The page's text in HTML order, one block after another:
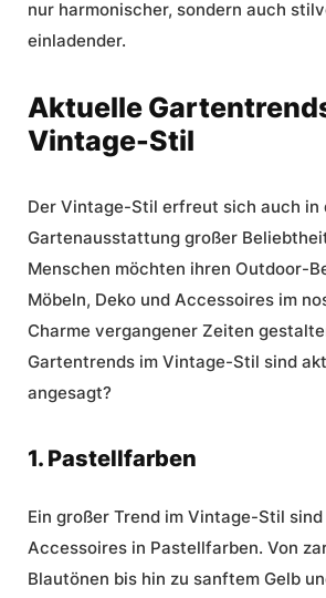
nur harmonischer, sondern auch
einladender.
Aktuelle
Vintage-Stil
Der Vintage-Stil erfreut sich auch in
Gartenausstattung großer
Menschen möchten ihren Outdoor-
Möbeln, Deko und Accessoires im
Charme vergangener Zeiten
Gartentrends im Vintage-Stil sind
angesagt?
1. Pastellfarben
Ein großer Trend im Vintage-Stil
Accessoires in Pastellfarben. Von
Blautönen bis hin zu sanftem Gelb